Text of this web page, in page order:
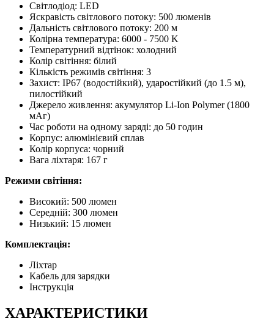
Світлодіод: LED
Яскравість світлового потоку: 500 люменів
Дальність світлового потоку: 200 м
Колірна температура: 6000 - 7500 K
Температурний відтінок: холодний
Колір світіння: білий
Кількість режимів світіння: 3
Захист: IP67 (водостійкий), ударостійкий (до 1.5 м),
пилостійкий
Джерело живлення: акумулятор Li-Ion Polymer (1800
мАг)
Час роботи на одному заряді: до 50 годин
Корпус: алюмінієвий сплав
Колір корпуса: чорний
Вага ліхтаря: 167 г
Режими світіння:
Високий: 500 люмен
Середній: 300 люмен
Низький: 15 люмен
Комплектація:
Ліхтар
Кабель для зарядки
Інструкція
ХАРАКТЕРИСТИКИ